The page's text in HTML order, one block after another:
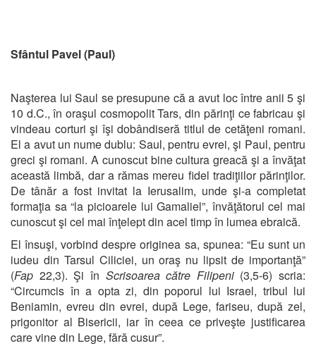
Sfântul Pavel (Paul)
Naşterea lui Saul se presupune că a avut loc între anii 5 şi
10 d.C., în oraşul cosmopolit Tars, din părinţi ce fabricau şi
vindeau corturi şi îşi dobândiseră titlul de cetăţeni romani.
El a avut un nume dublu: Saul, pentru evrei, şi Paul, pentru
greci şi romani. A cunoscut bine cultura greacă şi a învăţat
această limbă, dar a rămas mereu fidel tradiţiilor părinţilor.
De tânăr a fost invitat la Ierusalim, unde şi-a completat
formaţia sa “la picioarele lui Gamaliel”, învăţătorul cel mai
cunoscut şi cel mai înţelept din acel timp în lumea ebraică.
El însuşi, vorbind despre originea sa, spunea: “Eu sunt un
iudeu din Tarsul Ciliciei, un oraş nu lipsit de importanţă”
(Fap 22,3). Şi în Scrisoarea către Filipeni(3,5-6) scria:
“Circumcis în a opta zi, din poporul lui Israel, tribul lui
Beniamin, evreu din evrei, după Lege, fariseu, după zel,
prigonitor al Bisericii, iar în ceea ce priveşte justificarea
care vine din Lege, fără cusur”.